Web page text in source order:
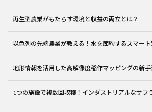
再生型農業がもたらす環境と収益の両立とは？
以色列の先端農業が教える！水を節約するスマート
地形情報を活用した高解像度稲作マッピングの新
1つの施設で複数回収穫！インダストリアルなサフ